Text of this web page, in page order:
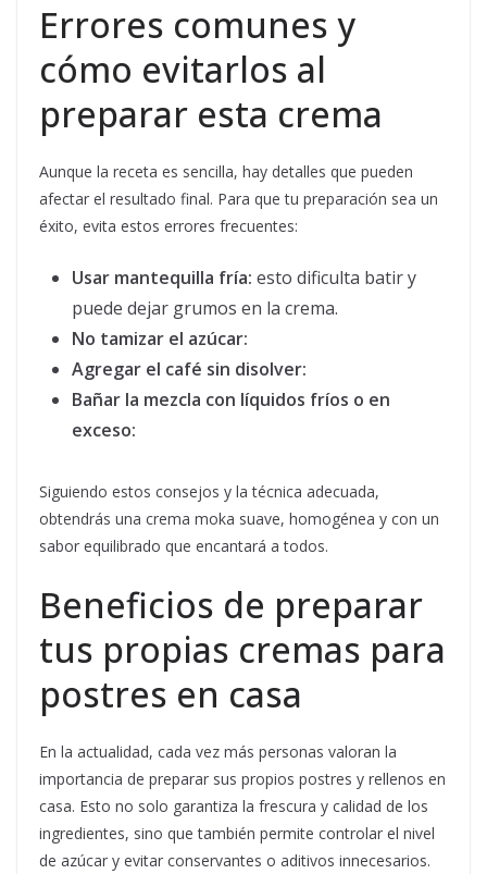
Errores comunes y
cómo evitarlos al
preparar esta crema
Aunque la receta es sencilla, hay detalles que pueden
afectar el resultado final. Para que tu preparación sea un
éxito, evita estos errores frecuentes:
Usar mantequilla fría: esto dificulta batir y
puede dejar grumos en la crema.
No tamizar el azúcar:
Agregar el café sin disolver:
Bañar la mezcla con líquidos fríos o en
exceso:
Siguiendo estos consejos y la técnica adecuada,
obtendrás una crema moka suave, homogénea y con un
sabor equilibrado que encantará a todos.
Beneficios de preparar
tus propias cremas para
postres en casa
En la actualidad, cada vez más personas valoran la
importancia de preparar sus propios postres y rellenos en
casa. Esto no solo garantiza la frescura y calidad de los
ingredientes, sino que también permite controlar el nivel
de azúcar y evitar conservantes o aditivos innecesarios.